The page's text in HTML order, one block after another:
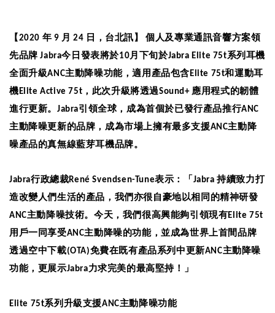
【2020 年 9月 24 日，台北訊】
個人及專業通訊音響方案領
先品牌 Jabra今日發表將於10月下旬於Jabra Elite 75t系列耳機
全面升級ANC主動降噪功能，適用產品包含Elite 75t和運動耳
機Elite Active 75t ，此次升級將透過Sound+應用程式的韌體
進行更新。 Jabra引領全球，成為首個於已發行產品推行ANC
主動降噪更新的品牌，成為市場上擁有最多支援ANC主動降
噪產品的真無線藍芽耳機品牌。
Jabra行政總裁René Svendsen-Tune表示：「Jabra持續致力打
造改變人們生活的產品，我們亦很自豪地以相同的精神研發
ANC主動降噪技術。今天，我們很高興能夠引領現有Elite 75t
用戶一同享受ANC主動降噪的功能，並成為世界上首間品牌
透過空中下載(OTA)免費在既有產品系列中更新ANC主動降噪
功能，更展示Jabra力求完美的最高堅持！」
Elite 75t系列升級支援ANC主動降噪功能